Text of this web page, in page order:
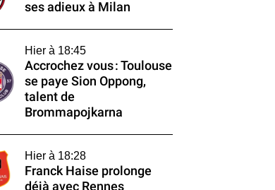
ses adieux à Milan
Hier à 18:45
Accrochez vous : Toulouse
se paye Sion Oppong,
talent de
Brommapojkarna
Hier à 18:28
Franck Haise prolonge
déjà avec Rennes